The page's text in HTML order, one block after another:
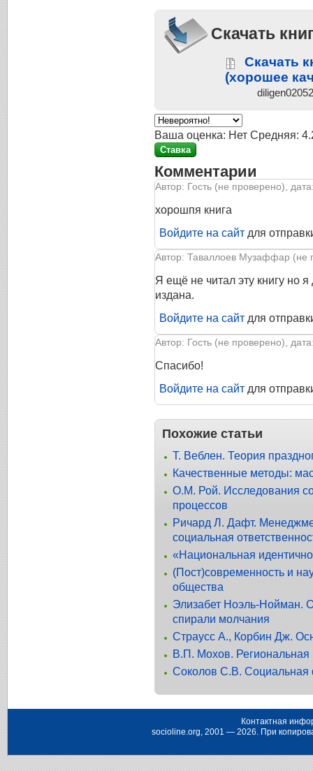
Скачать
Скачать
(хорошее
Ваша оценка: Нет Средняя:
Комментарии
Автор: Гость (не проверено),
хорошпя книга
Войдите на сайт для
Автор: Таваллоев Музаффар (не
Я ещё не читал эту книгу но я
издана.
Войдите на сайт для
Автор: Гость (не проверено),
Спасибо!
Войдите на сайт для
Похожие статьи
Т. Веблен. Теория
Качественные методы:
О.М. Рой. Исследования
процессов
Ричард Л. Дафт.
социальная
«Национальная
(Пост)современность и
общества
Элизабет Ноэль-Нойман.
спирали молчания
Страусс А., Корбин Дж.
В.П. Мохов. Региональная
Соколов С.В.
Контактная
socioline.org, 2001 — 2026. При